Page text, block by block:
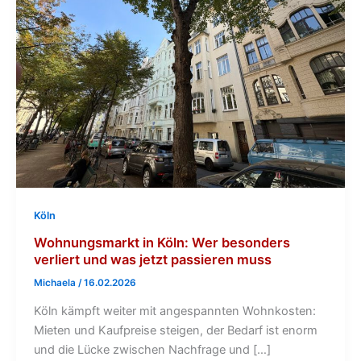
Köln
Wohnungsmarkt in Köln: Wer besonders
verliert und was jetzt passieren muss
Michaela /16.02.2026
Köln kämpft weiter mit angespannten Wohnkosten:
Mieten und Kaufpreise steigen, der Bedarf ist enorm
und die Lücke zwischen Nachfrage und […]